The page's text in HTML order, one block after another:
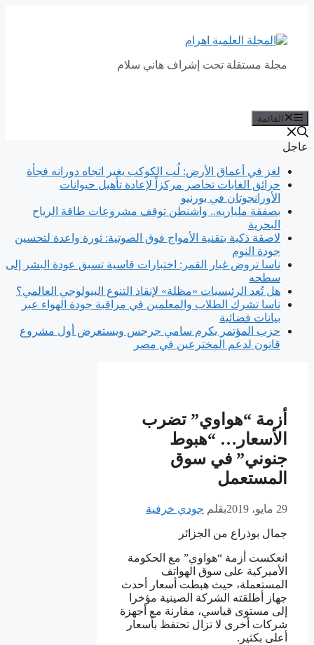
المحتوى
مجلة مستقلة تحت إشراف هاني سلام
القائمة
عاجل
لغز في أعماق الأرض: لُب الكوكب يغير اتجاه دورانه فجأة
حرائق الغابات تحاصر مركزاً لإعادة تأهيل حيوانات
الأورانجوتان في بورنيو
بصفقة ملياريه.. واشنطن توقف مشروعات طاقة الرياح
البحرية
لاصقة ذكية بتقنية الأمواج فوق الصوتية: ثورة واعدة لتحسين
جودة النوم
ناسا تروض غبار القمر: اختبارات قاسية تسبق عودة البشر إلى
سطحه
هل تُعد الرئيسيات «مظلة» لإنقاذ التنوع البيولوجي العالمي؟
ناسا تشرك الطلاب والمعلمين في مراقبة جودة الهواء عبر
بيانات فضائية
حزب المؤتمر يكرم سامي جرجس ويستعرض أول مشروع
قانون لدعم المخترعين في مصر
أزمة “هواوي” تضرب
الأسعار… “هبوط
جنوني” في سوق
المستعمل
29 مايو، 2019 بقلم جودي خرفية
جمال بوذراع من الجزائر
انعكست أزمة “هواوي” مع الحكومة
الأميركية على سوق الهواتف
المستعملة، حيث هبطت أسعار أحدث
جهاز أطلقته الشركة الصينية مؤخرا
إلى مستوى قياسي، مقارنة مع أجهزة
شركات أخرى لا تزال تحتفظ بأسعار
أعلى بكثير.